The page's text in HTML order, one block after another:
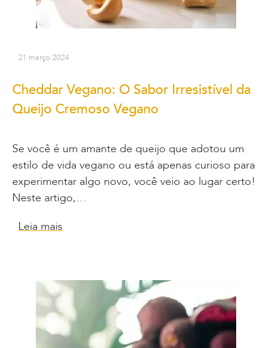
21 março 2024
Cheddar Vegano: O Sabor Irresistível da
Queijo Cremoso Vegano
Se você é um amante de queijo que adotou um
estilo de vida vegano ou está apenas curioso para
experimentar algo novo, você veio ao lugar certo!
Neste artigo,…
Leia mais